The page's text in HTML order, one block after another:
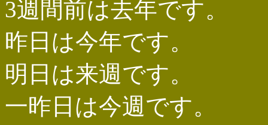
3週間前は去年です。
昨日は今年です。
明日は来週です。
一昨日は今週です。